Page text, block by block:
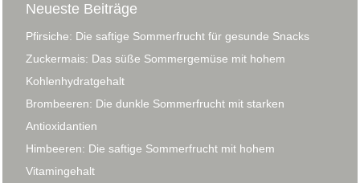
Neueste Beiträge
Pfirsiche: Die saftige Sommerfrucht für gesunde Snacks
Zuckermais: Das süße Sommergemüse mit hohem
Kohlenhydratgehalt
Brombeeren: Die dunkle Sommerfrucht mit starken
Antioxidantien
Himbeeren: Die saftige Sommerfrucht mit hohem
Vitamingehalt